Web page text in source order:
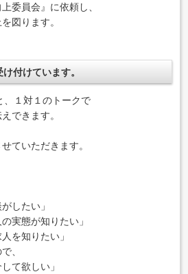
委員会』に依頼し、
図ります。
付けています。
、１対１のトークで
できます。
ていただきます。
したい」
実態が知りたい」
を知りたい」
、
て欲しい」